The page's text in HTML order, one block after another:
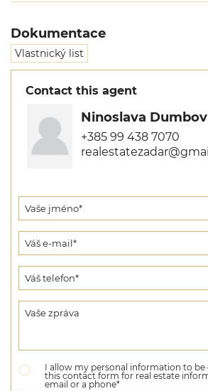
Dokumentace
Vlastnický list
Contact this agent
Ninoslava
+385 99 438 7070
I allow my personal information to
this contact form for real estate
email or a phone*